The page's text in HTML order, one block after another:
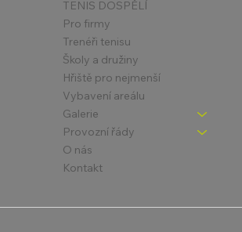
TENIS DOSPĚLÍ
Pro firmy
Trenéři tenisu
Školy a družiny
Hřiště pro nejmenší
Vybavení areálu
Galerie
Provozní řády
O nás
Kontakt